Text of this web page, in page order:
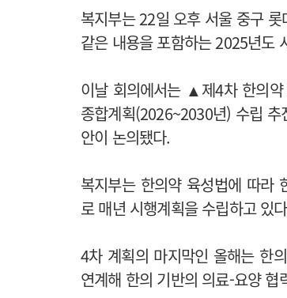
복지부는 22일 오후 서울 중구
같은 내용을 포함하는 2025년도
이날 회의에서는 ▲제4차 한의
종합계획(2026~2030년) 수립
안이 논의됐다.
복지부는 한의약 육성법에 따라
로 매년 시행계획을 수립하고 있
4차 계획의 마지막인 올해는 한
연계해 한의 기반의 의료-요양